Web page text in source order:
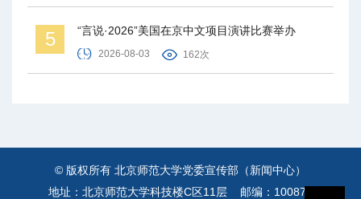
5 “言说·2026”美国在京中文项目演讲比赛举办
2026-08-03 162次
© 版权所有 北京师范大学党委宣传部（新闻中心）
地址：北京师范大学科技楼C区11层 邮编：100875